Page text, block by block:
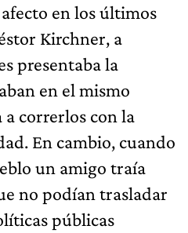
en los últimos
Kirchner, a
presentaba la
en el mismo
correrlos con la
En cambio, cuando
un amigo traía
no podían trasladar
públicas